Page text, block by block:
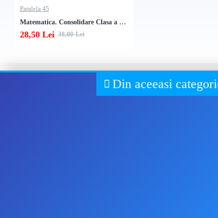
Paralela 45
Matematica. Consolidare Clasa a 7-a. Semestrul 1 (2025-2026)
28,50 Lei 38,00 Lei
Din aceeasi